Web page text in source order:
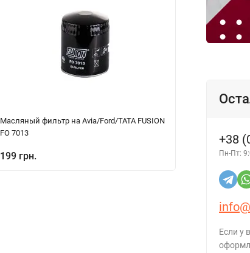
Масляный фильтр на Avia/Ford/TATA FUSION
FO 7013
199 грн.
Dashboard
198 грн.
+38
Пн-Пт:
Если у